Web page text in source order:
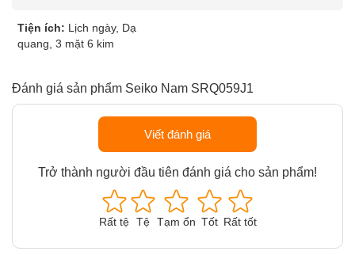
Tiện ích: Lịch ngày, Dạ
quang, 3 mặt 6 kim
Đánh giá sản phẩm Seiko Nam SRQ059J1
Viết đánh giá
Trở thành người đầu tiên đánh giá cho sản phẩm!
Rất tệ Tệ Tạm ổn Tốt Rất tốt